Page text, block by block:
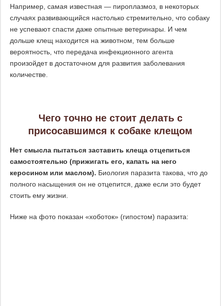
Например, самая известная — пироплазмоз, в некоторых
случаях развивающийся настолько стремительно, что собаку
не успевают спасти даже опытные ветеринары. И чем
дольше клещ находится на животном, тем больше
вероятность, что передача инфекционного агента
произойдет в достаточном для развития заболевания
количестве.
Чего точно не стоит делать с
присосавшимся к собаке клещом
Нет смысла пытаться заставить клеща отцепиться
самостоятельно (прижигать его, капать на него
керосином или маслом). Биология паразита такова, что до
полного насыщения он не отцепится, даже если это будет
стоить ему жизни.
Ниже на фото показан «хоботок» (гипостом) паразита: